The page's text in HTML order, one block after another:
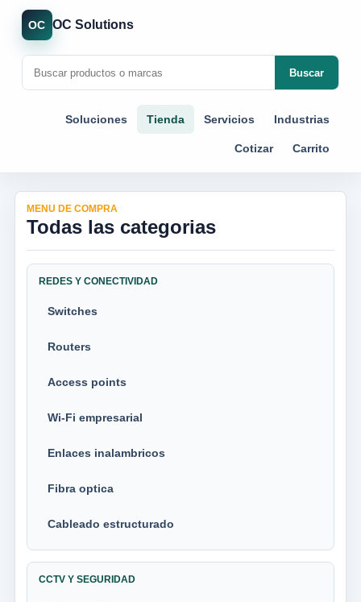
OC OC Solutions
Buscar
Soluciones Tienda Servicios Industrias
Cotizar Carrito
MENU DE COMPRA
Todas las categorias
REDES Y CONECTIVIDAD
Switches
Routers
Access points
Wi-Fi empresarial
Enlaces inalambricos
Fibra optica
Cableado estructurado
CCTV Y SEGURIDAD